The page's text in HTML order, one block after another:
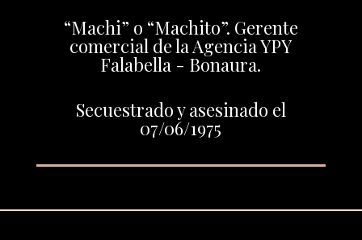
“Machi” o “Machito”. Gerente
comercial de la Agencia YPY
Falabella - Bonaura.
Secuestrado y asesinado el
07/06/1975